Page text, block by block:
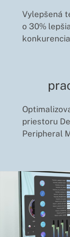
Vylepšená
o 30%
priestoru
Peripheral